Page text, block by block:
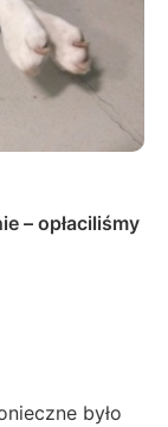
– opłaciliśmy
było